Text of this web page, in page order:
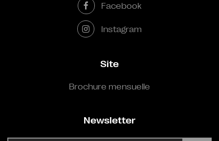
Facebook
Instagram
Site
Brochure mensuelle
Newsletter